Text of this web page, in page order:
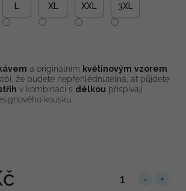
XL XXL 3XL
a originálním květinovým vzorem
že budete nepřehlédnutelná, ať půjdete
v kombinaci s délkou přispívají
kousku.